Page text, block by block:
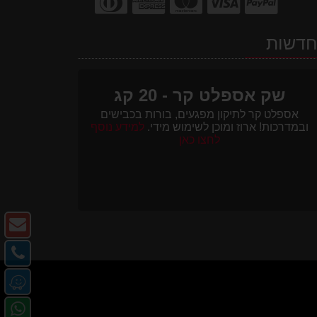
חדשות
שק אספלט קר - 20 קג
אספלט קר לתיקון מפגעים, בורות בכבישים
ובמדרכות! ארוז ומוכן לשימוש מידי.למידע נוסף
לחצו כאן
-
-